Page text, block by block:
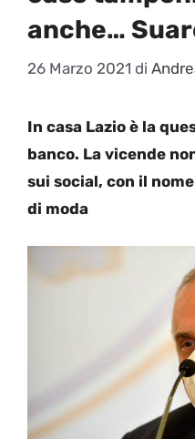
anche…
26 Marzo 2021 di
In casa Lazio è la
banco. La vicende
sui social, con il
di moda